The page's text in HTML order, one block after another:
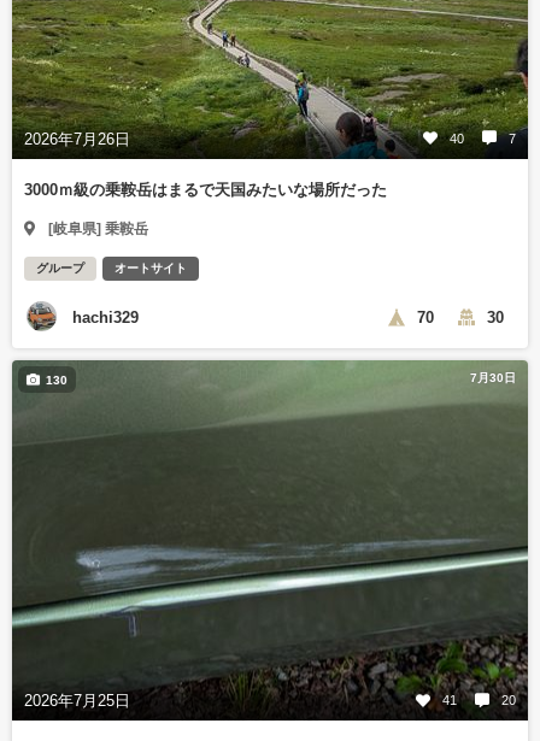
2026年7月26日 40 7
3000ｍ級の乗鞍岳はまるで天国みたいな場所だった
[岐阜県] 乗鞍岳
グループ オートサイト
hachi329 70 30
7月30日
2026年7月25日 41 20
130